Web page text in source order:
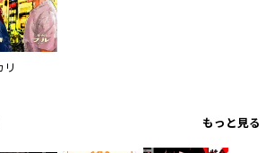
リ
もっと見る